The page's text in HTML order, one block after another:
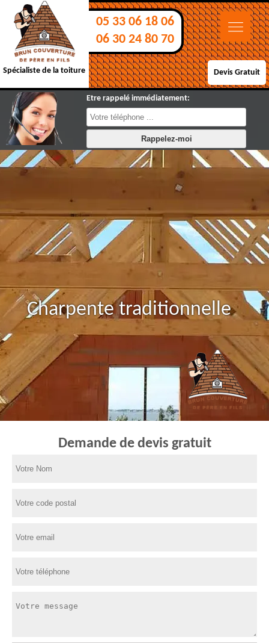
Spécialiste de la toiture
05 33 06 18 06
06 30 24 80 70
Devis Gratuit
Etre rappelé immédiatement:
Charpente traditionnelle
Demande de devis gratuit